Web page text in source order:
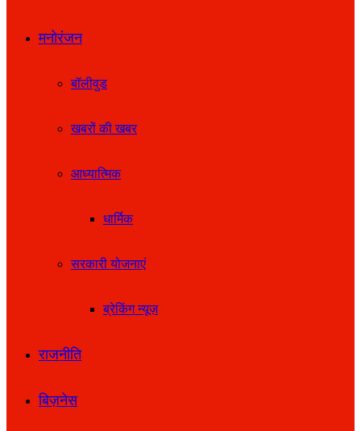
मनोरंजन
बॉलीवुड
खबरों की खबर
आध्यात्मिक
धार्मिक
सरकारी योजनाएं
ब्रेकिंग न्यूज़
राजनीति
बिज़नेस